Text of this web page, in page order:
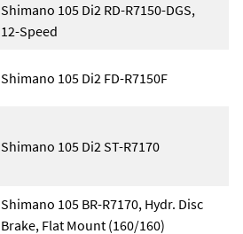
Shimano 105 Di2 RD-R7150-DGS,
12-Speed
Shimano 105 Di2 FD-R7150F
Shimano 105 Di2 ST-R7170
Shimano 105 BR-R7170, Hydr. Disc
Brake, Flat Mount (160/160)